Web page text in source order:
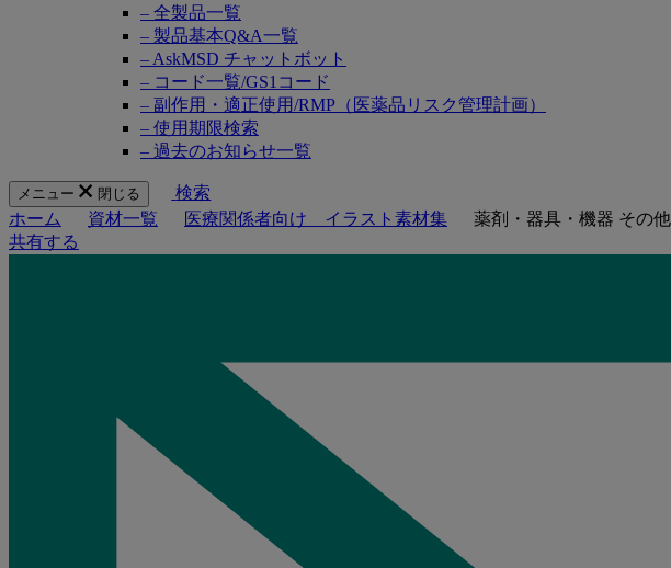
– 全製品一覧
– 製品基本Q&A一覧
– AskMSD チャットボット
– コード一覧/GS1コード
– 副作用・適正使用/RMP（医薬品リスク管理計画）
– 使用期限検索
– 過去のお知らせ一覧
メニュー 閉じる
検索
ホーム
資材一覧 医療関係者向け イラスト素材集
薬剤・器具・機器 その他
共有する